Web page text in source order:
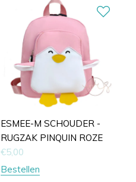
ESMEE-M SCHOUDER -
RUGZAK PINQUIN ROZE
€5,00
Bestellen